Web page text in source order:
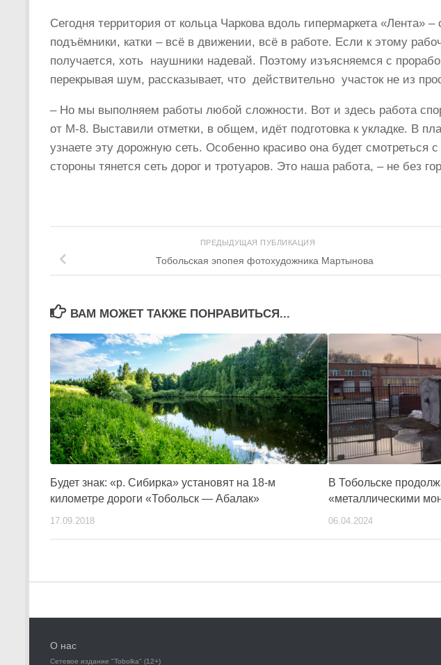
Сегодня территория от кольца Чаркова вдоль гипермаркета
подъёмники, катки – всё в движении, всё в работе. Если к этому
получается, хоть наушники надевай. Поэтому изъясняемся с
перекрывая шум, рассказывает, что действительно участок не из
– Но мы выполняем работы любой сложности. Вот и здесь работа
от М-8. Выставили отметки, в общем, идёт подготовка к укладке. В
узнаете эту дорожную сеть. Особенно красиво она будет
стороны тянется сеть дорог и тротуаров. Это наша работа, – не без
ПРЕДЫДУЩАЯ ПУБЛИКАЦИЯ
Тобольская эпопея фотохудожника Мартынова
ВАМ МОЖЕТ ТАКЖЕ ПОНРАВИТЬСЯ...
Будет знак: «р. Сибирка» установят на 18-м
километре дороги «Тобольск — Абалак»
17.09.2018
В Тобольске
«металлическими
06.04.2024
О нас
Сетевое издание "Tobolka" (12+)